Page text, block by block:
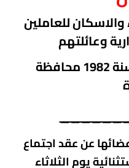
والاسكان للعاملين
وعائلتهم
المشهرة برقم 265 لسنة 1982 محافظة
عن عقد اجتماع
يوم الثلاثاء